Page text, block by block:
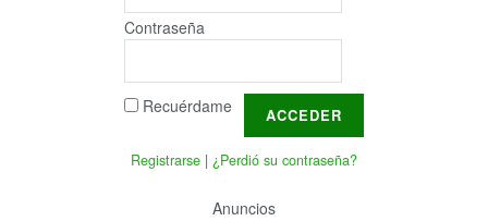
Contraseña
Recuérdame
Registrarse | ¿Perdió su contraseña?
Anuncios